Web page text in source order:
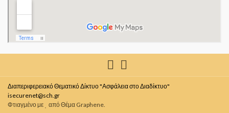
Διαπεριφερειακό Θεματικό Δίκτυο "Ασφάλεια στο Διαδίκτυο"
isecurenet@sch.gr
Φτιαγμένο με
απόΘέμα Graphene.